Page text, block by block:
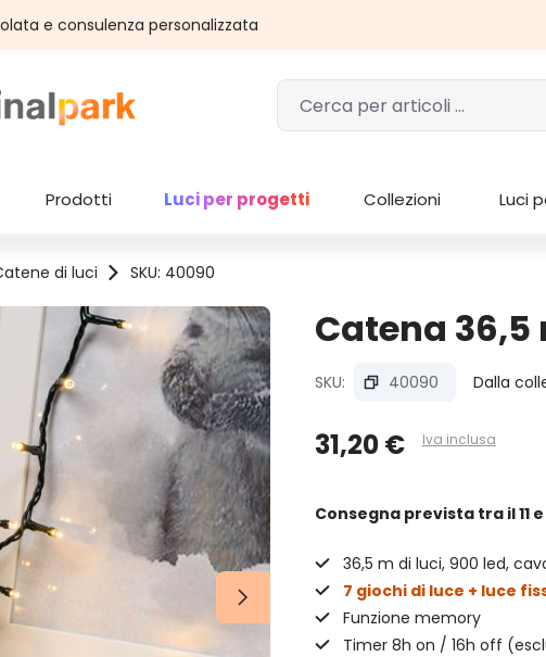
e consulenza personalizzata
Prodotti Luci per progetti Collezioni Luci
di luci SKU: 40090
Catena
SKU: 40090 Dalla
31,20 € Iva inclusa
Consegna prevista tra il 11
36,5 m di luci, 900 led,
7 giochi di luce + luce
Funzione memory
Timer 8h on / 16h off